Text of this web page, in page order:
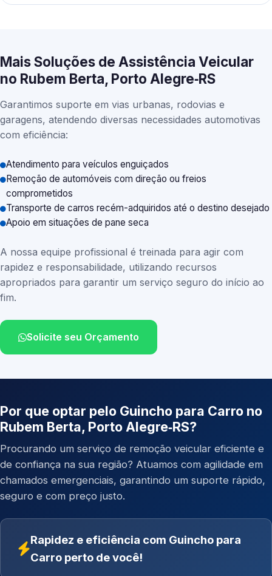
Mais Soluções de Assistência Veicular
no Rubem Berta, Porto Alegre‑RS
Garantimos suporte em vias urbanas, rodovias e
garagens, atendendo diversas necessidades automotivas
com eficiência:
Atendimento para veículos enguiçados
Remoção de automóveis com direção ou freios
comprometidos
Transporte de carros recém-adquiridos até o destino desejado
Apoio em situações de pane seca
A nossa equipe profissional é treinada para agir com
rapidez e responsabilidade, utilizando recursos
apropriados para garantir um serviço seguro do início ao
fim.
Solicite seu Orçamento
Por que optar pelo Guincho para Carro no
Rubem Berta, Porto Alegre‑RS?
Procurando um serviço de remoção veicular eficiente e
de confiança na sua região? Atuamos com agilidade em
chamados emergenciais, garantindo um suporte rápido,
seguro e com preço justo.
Rapidez e eficiência com Guincho para
Carro perto de você!